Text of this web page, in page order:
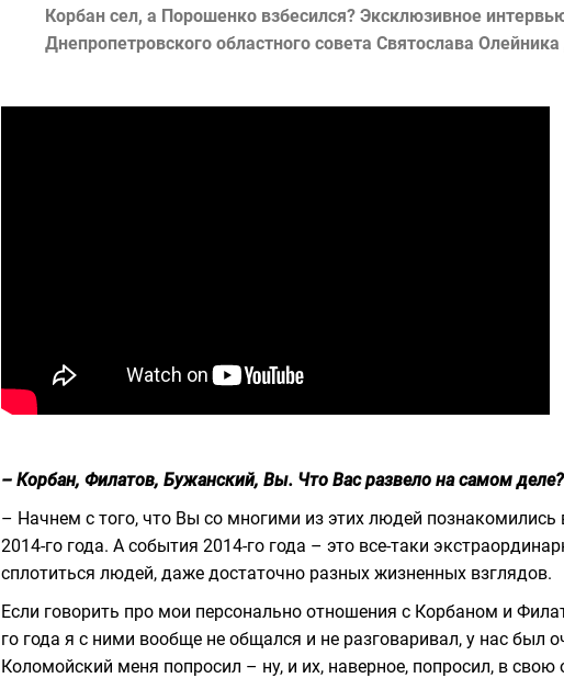
Корбан сел, а Порошенко взбесился? Эксклюзивное
Днепропетровского областного совета Святослава
– Корбан, Филатов, Бужанский, Вы. Что Вас развело на самом деле?
– Начнем с того, что Вы со многими из этих людей познакомились
2014-го года. А события 2014-го года – это все-таки
сплотиться людей, даже достаточно разных жизненных взглядов.
Если говорить про мои персонально отношения с Корбаном и
го года я с ними вообще не общался и не разговаривал, у нас был
Коломойский меня попросил – ну, и их, наверное, попросил, в